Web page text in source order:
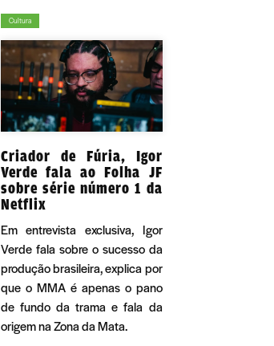
Cultura
Criador de Fúria, Igor
Verde fala ao Folha JF
sobre série número 1 da
Netflix
Em entrevista exclusiva, Igor
Verde fala sobre o sucesso da
produção brasileira, explica por
que o MMA é apenas o pano
de fundo da trama e fala da
origem na Zona da Mata.